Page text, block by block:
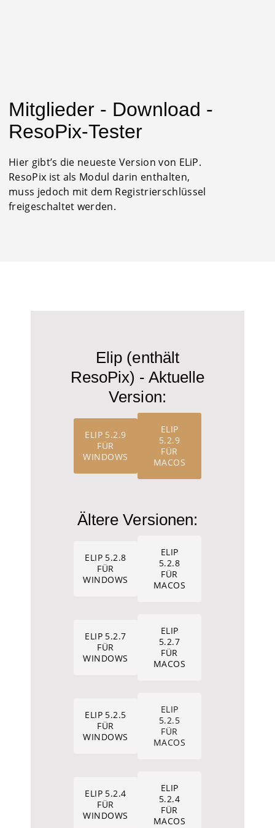
Mitglieder - Download -
ResoPix-Tester
Hier gibt’s die neueste Version von ELiP.
ResoPix ist als Modul darin enthalten,
muss jedoch mit dem Registrierschlüssel
freigeschaltet werden.
Elip (enthält
ResoPix) - Aktuelle
Version:
ELIP 5.2.9
FÜR
WINDOWS
ELIP
5.2.9
FÜR
MACOS
Ältere Versionen:
ELIP 5.2.8
FÜR
WINDOWS
ELIP
5.2.8
FÜR
MACOS
ELIP 5.2.7
FÜR
WINDOWS
ELIP
5.2.7
FÜR
MACOS
ELIP 5.2.5
FÜR
WINDOWS
ELIP
5.2.5
FÜR
MACOS
ELIP 5.2.4
FÜR
WINDOWS
ELIP
5.2.4
FÜR
MACOS